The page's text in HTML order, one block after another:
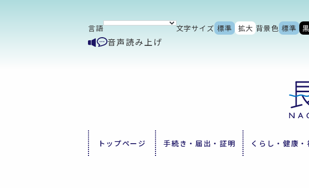
言語 文字サイズ 標準 拡大 背景色 標準 黒
音声読み上げ
トップページ 手続き・届出・証明 くらし・健康・